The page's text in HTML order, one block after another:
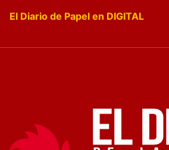
El Diario de Papel en DIGITAL